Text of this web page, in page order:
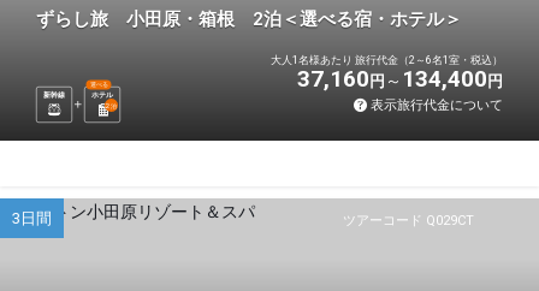
ずらし旅 小田原・箱根 2泊＜選べる宿・ホテル＞
新幹線 ホテル
選べる
2泊
大人1名様あたり 旅行代金（2～6名1室・税込）
37,160 円 134,400 円
表示旅行代金について
ツアーコード Q029CT
3日間